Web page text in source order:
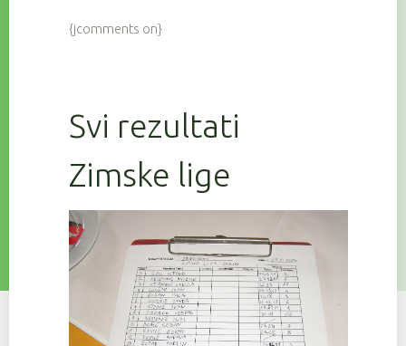
{jcomments on}
Svi rezultati
Zimske lige